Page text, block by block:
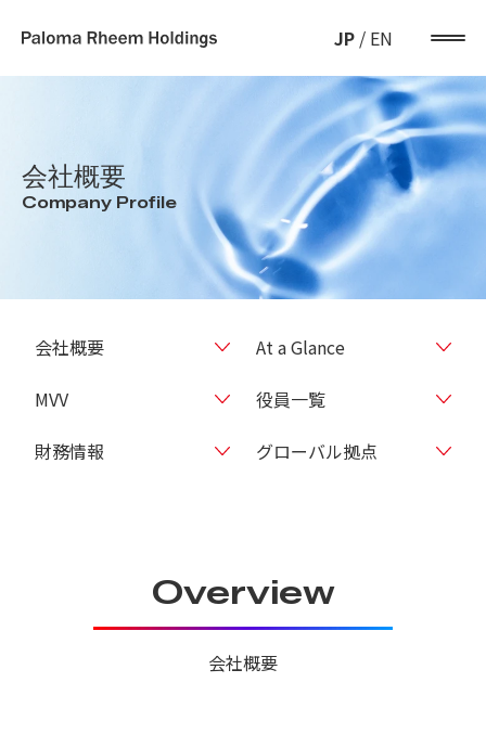
JP / EN
会社概要
Company Profile
会社概要
At a Glance
MVV
役員一覧
財務情報
グローバル拠点
Overview
会社概要